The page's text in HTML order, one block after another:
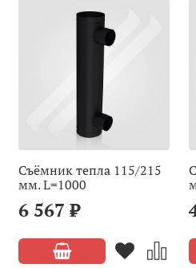
Cъёмник тепла 115/215
мм. L=1000
6 567 ₽